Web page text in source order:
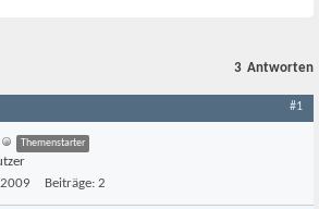
3 Antworten
#1
Themenstarter
Beiträge: 2